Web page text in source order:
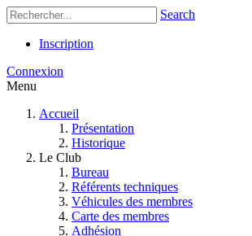
Search
Inscription
Connexion
Menu
Accueil
Présentation
Historique
Le Club
Bureau
Référents techniques
Véhicules des membres
Carte des membres
Adhésion